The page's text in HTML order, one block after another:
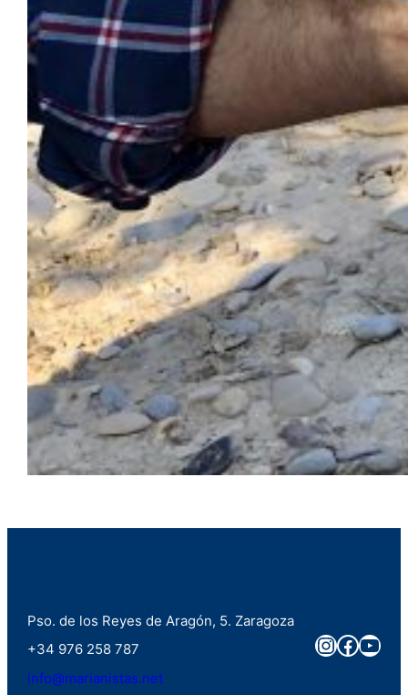
Pso. de los Reyes de Aragón, 5. Zaragoza
+34 976 258 787
info@marianistas.net